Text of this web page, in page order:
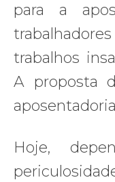
para a
trabalhos
A proposta
Hoje,